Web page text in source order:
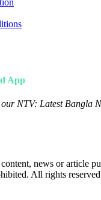
App
NTV: Latest Bangla
news or article
All rights reserved